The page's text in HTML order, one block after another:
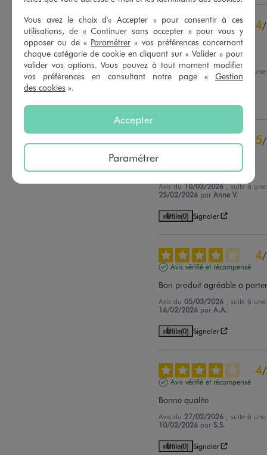
4étoiles
11
2étoiles
0
1étoile 0
Trier les avis
4/
Avis vérifié et récompensé
Super
Avis du11/03/2026 , suite à
25/02/2026
par C.P.
5/
parfait
Avis du10/03/2026 , suite à
25/02/2026 parAnne V.
Utile(0) Signaler
4/
Avis vérifié et récompensé
Bon produit agréable a
Avis du05/03/2026
, suite à
16/02/2026 parA.A.
Utile(0) Signaler
4/
Avis vérifié et récompensé
Bonne qualite
Avis du 27/02/2026
, suite à
10/02/2026 par S.S.
Utile(0) Signaler
Vous avez le choix d'« Accepter » pour consentir à ces
utilisations, de « Continuer sans accepter » pour vous y
opposer ou de « Paramétrer » vos préférences concernant
chaque catégorie de cookie en cliquant sur « Valider » pour
valider vos options. Vous pouvez à tout moment modifier
vos préférences en consultant notre page « Gestion
des cookies ».
Accepter
Paramétrer